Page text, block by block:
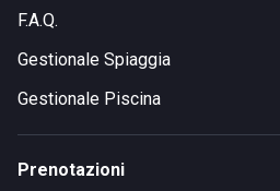
F.A.Q.
Gestionale Spiaggia
Gestionale Piscina
Prenotazioni